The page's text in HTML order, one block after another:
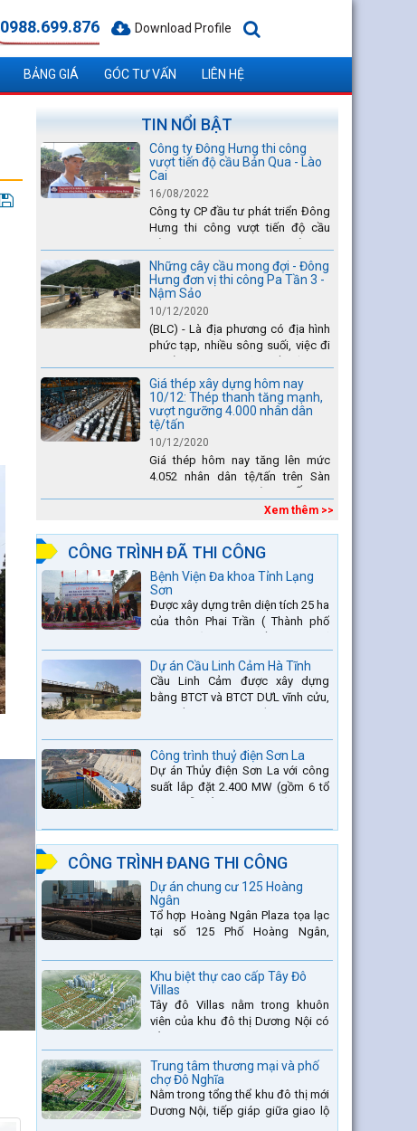
0988.699.876 Download Profile
BẢNG GIÁ GÓC TƯ VẤN LIÊN HỆ
TIN NỔI BẬT
Công ty Đông Hưng thi công
vượt tiến độ cầu Bản Qua - Lào
Cai
16/08/2022
Công ty CP đầu tư phát triển Đông
Hưng thi công vượt tiến độ cầu
dự án - được tuyên dương trên
truyền hình Lào Cai.
Những cây cầu mong đợi - Đông
Hưng đơn vị thi công Pa Tần 3 -
Nậm Sảo
10/12/2020
(BLC) - Là địa phương có địa hình
phức tạp, nhiều sông suối, việc đi
Sìn Hồ) rất vất vả, đặc biệt là vào
mùa mưa lũ....
Giá thép xây dựng hôm nay
10/12: Thép thanh tăng mạnh,
vượt ngưỡng 4.000 nhân dân
tệ/tấn
10/12/2020
Giá thép hôm nay tăng lên mức
4.052 nhân dân tệ/tấn trên Sàn
sự gia tăng số lượng các đơn vị
Xem thêm >>
CÔNG TRÌNH ĐÃ THI CÔNG
Bệnh Viện Đa khoa Tỉnh Lạng
Sơn
Được xây dựng trên diện tích 25 ha
của thôn Phai Trần ( Thành phố
Hợp Thành ( Cao Lộc).
Dự án Cầu Linh Cảm Hà Tĩnh
Cầu Linh Cảm được xây dựng
bằng BTCT và BTCT DƯL vĩnh cửu,
Huyện Đức Thọ - tỉnh Hà Tĩnh.
Công trình thuỷ điện Sơn La
Dự án Thủy điện Sơn La với công
suất lắp đặt 2.400 MW (gồm 6 tổ
CÔNG TRÌNH ĐANG THI CÔNG
Dự án chung cư 125 Hoàng
Ngân
Tổ hợp Hoàng Ngân Plaza tọa lạc
tại số 125 Phố Hoàng Ngân,
Xuân, thành phố Hà Nội. được thiết
kế hài hòa là sự kết hợp...
Khu biệt thự cao cấp Tây Đô
Villas
Tây đô Villas nằm trong khuôn
viên của khu đô thị Dương Nội có
tổng diện tích của khuôn viên 1959
căn biệt thự là...
Trung tâm thương mại và phố
chợ Đô Nghĩa
Nằm trong tổng thể khu đô thị mới
Dương Nội, tiếp giáp giữa giao lộ